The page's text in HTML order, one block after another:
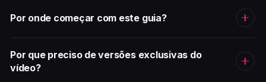
Por onde começar com este guia?
Por que preciso de versões exclusivas do
vídeo?